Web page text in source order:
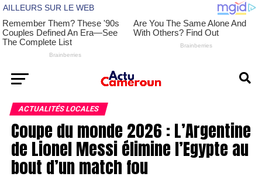
ACTUALITÉS LOCALES
Coupe du monde 2026 : L’Argentine
de Lionel Messi élimine l’Egypte au
bout d’un match fou